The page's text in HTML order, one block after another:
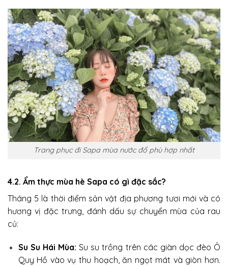
Trang phục đi Sapa mùa nước đổ phù hợp nhất
4.2. Ẩm thực mùa hè Sapa có gì đặc sắc?
Tháng 5 là thời điểm sản vật địa phương tươi mới và có
hương vị đặc trưng, đánh dấu sự chuyển mùa của rau
củ:
Su Su Hái Mùa: Su su trồng trên các giàn dọc đèo Ô
Quy Hồ vào vụ thu hoạch, ăn ngọt mát và giòn hơn.